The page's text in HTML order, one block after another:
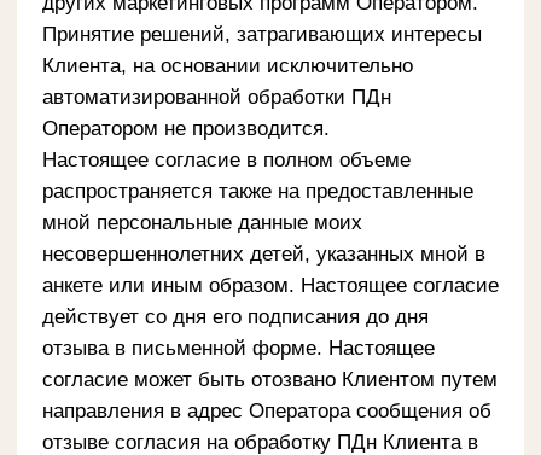
будет осуществляться Оператором на
основании приведенного выше согласия
Клиента на обработку ПДн и в указанных выше
целях. При подписании настоящего
уведомления Клиент уведомлен о правах,
предоставляемых субъекту Законом, в
частности, но не ограничиваясь, о правах
субъекта ПДн: на получение сведений,
предусмотренных ч. 1 ст. 22 Закона; на доступ
к его ПДн; правах, предусмотренных ч. 4 ст. 12
Закона, использования ПДн работниками
Оператора, а также третьего лица, связанными
с обработкой ПДн, должно осуществляться
профессиональными, служебными или
трудовыми обязанностями; на обжалование
действий или бездействий Оператора.